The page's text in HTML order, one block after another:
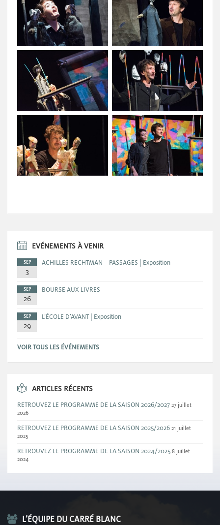
EVÉNEMENTS À VENIR
SEP
3
ACHILLES RECHTMAN – PASSAGES | Exposition
SEP
26
BOURSE AUX LIVRES
SEP
29
L’ÉCOLE D’AVANT | Exposition
VOIR TOUS LES ÉVÉNEMENTS
ARTICLES RÉCENTS
RETROUVEZ LE PROGRAMME DE LA SAISON 2026/2027 27 juillet
2026
RETROUVEZ LE PROGRAMME DE LA SAISON 2025/2026 21 juillet
2025
RETROUVEZ LE PROGRAMME DE LA SAISON 2024/2025 8 juillet
2024
L’ÉQUIPE DU CARRÉ BLANC